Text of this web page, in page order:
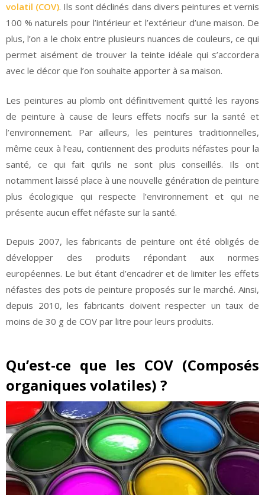
volatil (COV). Ils sont déclinés dans divers peintures et vernis
100 % naturels pour l’intérieur et l’extérieur d’une maison. De
plus, l’on a le choix entre plusieurs nuances de couleurs, ce qui
permet aisément de trouver la teinte idéale qui s’accordera
avec le décor que l’on souhaite apporter à sa maison.
Les peintures au plomb ont définitivement quitté les rayons
de peinture à cause de leurs effets nocifs sur la santé et
l’environnement. Par ailleurs, les peintures traditionnelles,
même ceux à l’eau, contiennent des produits néfastes pour la
santé, ce qui fait qu’ils ne sont plus conseillés. Ils ont
notamment laissé place à une nouvelle génération de peinture
plus écologique qui respecte l’environnement et qui ne
présente aucun effet néfaste sur la santé.
Depuis 2007, les fabricants de peinture ont été obligés de
développer des produits répondant aux normes
européennes. Le but étant d’encadrer et de limiter les effets
néfastes des pots de peinture proposés sur le marché. Ainsi,
depuis 2010, les fabricants doivent respecter un taux de
moins de 30 g de COV par litre pour leurs produits.
Qu’est-ce que les COV (Composés
organiques volatiles) ?